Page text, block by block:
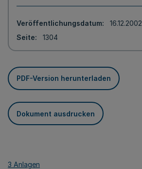
Veröffentlichungsdatum
16.12.2002
Seite
1304
PDF-Version herunterladen
Dokument ausdrucken
3 Anlagen